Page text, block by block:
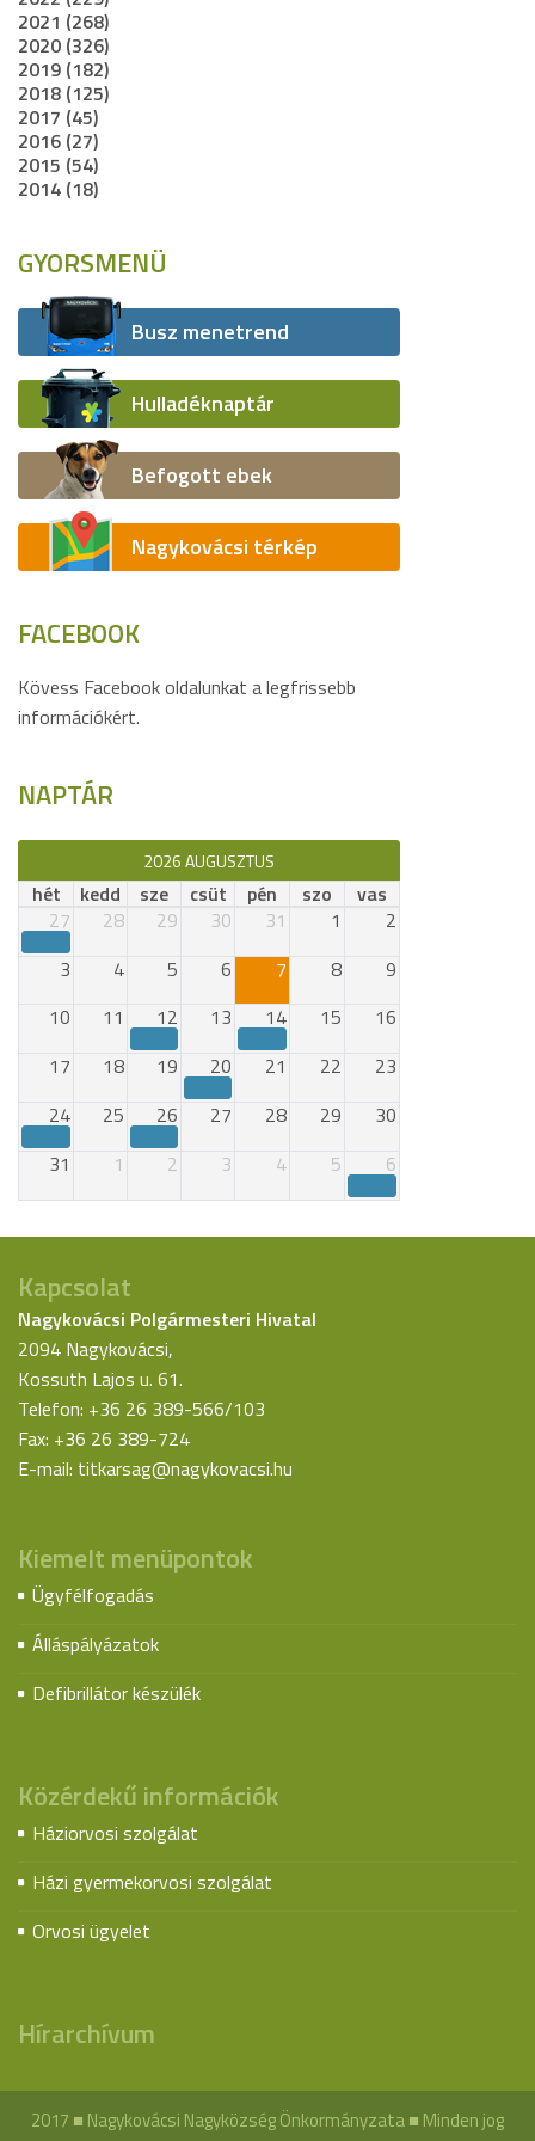
2021 (268)
2020 (326)
2019 (182)
2018 (125)
2017 (45)
2016 (27)
2015 (54)
2014 (18)
GYORSMENÜ
Busz menetrend
Hulladéknaptár
Befogott ebek
Nagykovácsi térkép
FACEBOOK
Kövess Facebook oldalunkat a legfrissebb
információkért.
NAPTÁR
2026 AUGUSZTUS
hét kedd sze csüt pén szo
vas
27
28 29 30 31 1
2
3
4 5 6 7 8
9
10
11 12 13 14 15
16
17
18 19 20 21 22
23
24
25 26 27 28 29
30
31
1 2 3 4 5 6
Kapcsolat
Nagykovácsi Polgármesteri Hivatal
2094 Nagykovácsi,
Kossuth Lajos u. 61.
Telefon: +36 26 389-566/103
Fax: +36 26 389-724
E-mail: titkarsag@nagykovacsi.hu
Kiemelt menüpontok
Ügyfélfogadás
Álláspályázatok
Defibrillátor készülék
Közérdekű információk
Háziorvosi szolgálat
Házi gyermekorvosi szolgálat
Orvosi ügyelet
Hírarchívum
2017 ■ Nagykovácsi Nagyközség Önkormányzata ■ Minden jog